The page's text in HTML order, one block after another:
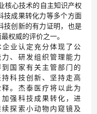
核心技术的自主知识产权
技成果转化力等多个方面
技创新的有力证明，也是
权威的评价之一。
业认定充分体现了公
、研发组织管理能力
国家有关主管部门的
科技创新、坚持走高
。杰泰医疗将以此为
强科技成果转化，进
探索小动物内窥镜及